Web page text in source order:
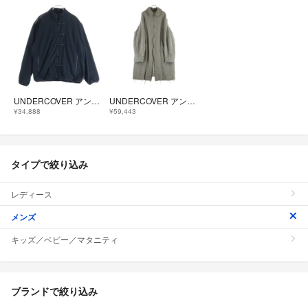
UNDERCOVER アンダーカバー 25AW × fragment design フラグメント Fleece China Jacket フリースジャケット チャイナジャケット ブラック UC2E9209
¥34,888
UNDERCOVER アンダーカバー 25AW Felted Wool Trench Coat フェルテッドウール ジップアップ トレンチコート グレー UC2E9301
¥59,443
タイプで絞り込み
レディース
メンズ
キッズ／ベビー／マタニティ
ブランドで絞り込み